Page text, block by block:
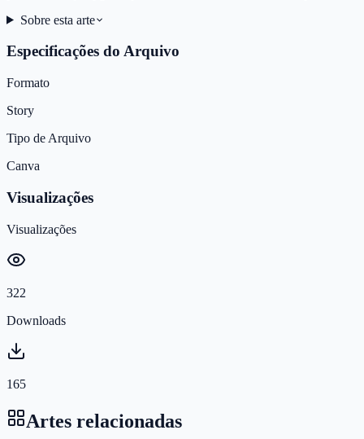
Sobre esta arte
Especificações do Arquivo
Formato
Story
Tipo de Arquivo
Canva
Visualizações
Visualizações
322
Downloads
165
Artes relacionadas